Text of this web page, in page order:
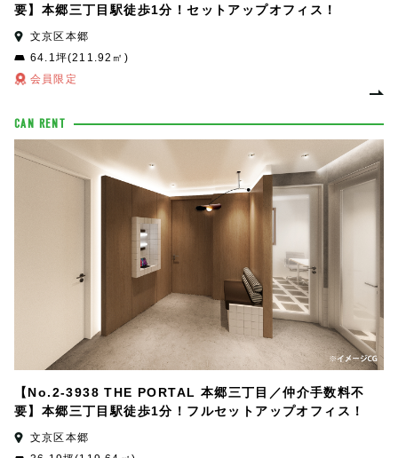
要】本郷三丁目駅徒歩1分！セットアップオフィス！
文京区本郷
64.1坪(211.92㎡)
会員限定
CAN RENT
【No.2-3938 THE PORTAL 本郷三丁目／仲介手数料不
要】本郷三丁目駅徒歩1分！フルセットアップオフィス！
文京区本郷